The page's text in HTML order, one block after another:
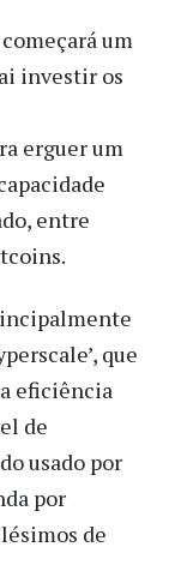
um
investir os
erguer um
entre
que
eficiência
de
usado por
por
de